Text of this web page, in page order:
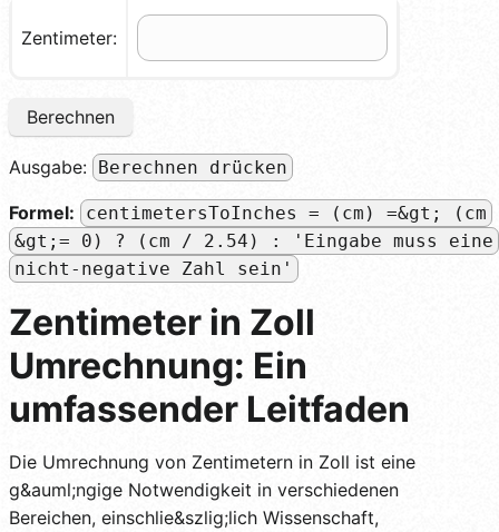
Zentimeter:
Berechnen
Ausgabe: Berechnen drücken
Formel:
centimetersToInches = (cm) =&gt; (cm
&gt;= 0) ? (cm / 2.54) : 'Eingabe muss eine
nicht-negative Zahl sein'
Zentimeter in Zoll
Umrechnung: Ein
umfassender Leitfaden
Die Umrechnung von Zentimetern in Zoll ist eine
g&auml;ngige Notwendigkeit in verschiedenen
Bereichen, einschlie&szlig;lich Wissenschaft,